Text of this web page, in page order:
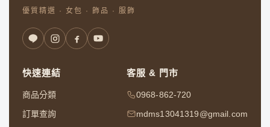
優質精選 · 女包 · 飾品 · 服飾
快速連結
商品分類
訂單查詢
客服 & 門市
0968-862-720
mdms13041319@gmail.com